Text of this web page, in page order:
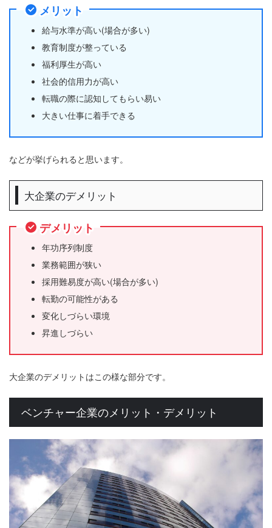
メリット
給与水準が高い(場合が多い)
教育制度が整っている
福利厚生が高い
社会的信用力が高い
転職の際に認知してもらい易い
大きい仕事に着手できる
などが挙げられると思います。
大企業のデメリット
デメリット
年功序列制度
業務範囲が狭い
採用難易度が高い(場合が多い)
転勤の可能性がある
変化しづらい環境
昇進しづらい
大企業のデメリットはこの様な部分です。
ベンチャー企業のメリット・デメリット